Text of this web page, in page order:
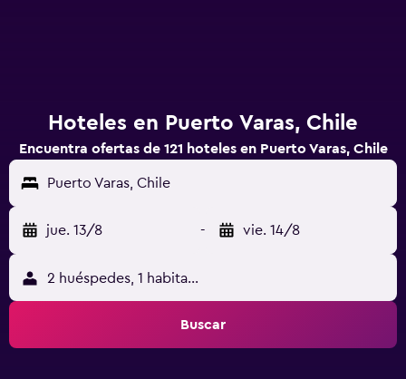
Hoteles en Puerto Varas, Chile
Encuentra ofertas de 121 hoteles en Puerto Varas, Chile
Puerto Varas, Chile
jue. 13/8 - vie. 14/8
2 huéspedes, 1 habitación
Buscar